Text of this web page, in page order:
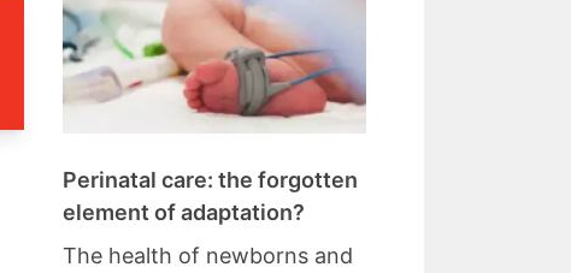
Perinatal care: the forgotten
element of adaptation?
The health of newborns and